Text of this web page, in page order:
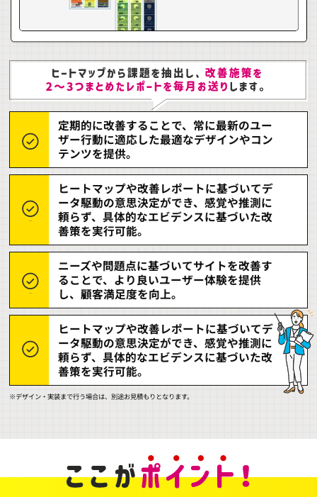
定期的に改善することで、常に最新のユー
ザー行動に適応した最適なデザインやコン
テンツを提供。
ヒートマップや改善レポートに基づいてデ
ータ駆動の意思決定ができ、感覚や推測に
頼らず、具体的なエビデンスに基づいた改
善策を実行可能。
ニーズや問題点に基づいてサイトを改善す
ることで、より良いユーザー体験を提供
し、顧客満足度を向上。
ヒートマップや改善レポートに基づいてデ
ータ駆動の意思決定ができ、感覚や推測に
頼らず、具体的なエビデンスに基づいた改
善策を実行可能。
※デザイン・実装まで行う場合は、別途お見積もりとなります。